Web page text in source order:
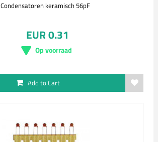
Condensatoren keramisch 56pF
EUR 0.31
Op voorraad
Add to Cart